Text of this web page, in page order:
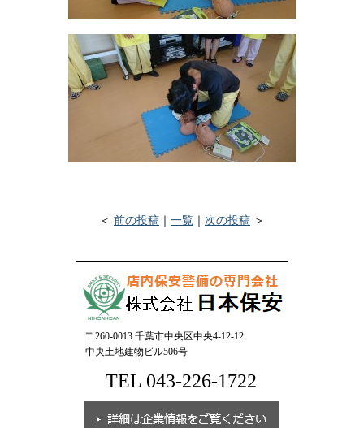
＜ 前の投稿 ｜ 一覧 ｜ 次の投稿 ＞
〒260-0013 千葉市中央区中央4-12-12
中央土地建物ビル506号
TEL 043-226-1722